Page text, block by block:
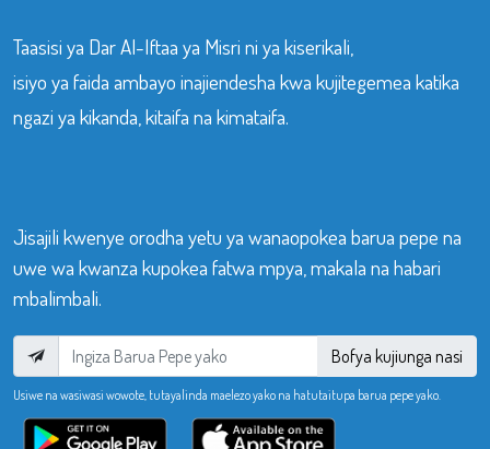
Taasisi ya Dar Al-Iftaa ya Misri ni ya kiserikali,
isiyo ya faida ambayo inajiendesha kwa kujitegemea katika
ngazi ya kikanda, kitaifa na kimataifa.
Jisajili kwenye orodha yetu ya wanaopokea barua pepe na
uwe wa kwanza kupokea fatwa mpya, makala na habari
mbalimbali.
Bofya kujiunga nasi
Usiwe na wasiwasi wowote, tutayalinda maelezo yako na hatutaitupa barua pepe yako.